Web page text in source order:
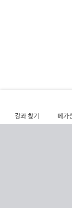
강좌 찾기 메가